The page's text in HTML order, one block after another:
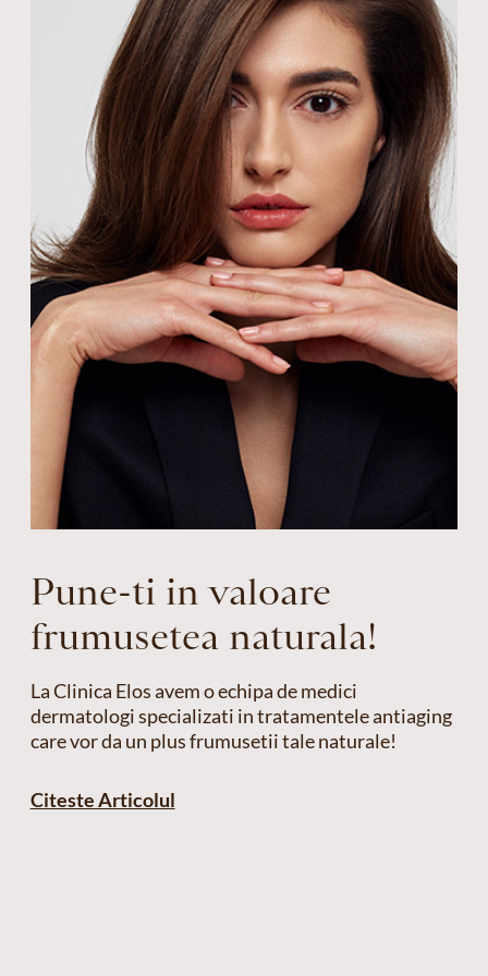
Pune-ti in valoare
frumusetea naturala!
La Clinica Elos avem o echipa de medici
dermatologi specializati in tratamentele antiaging
care vor da un plus frumusetii tale naturale!
Citeste Articolul